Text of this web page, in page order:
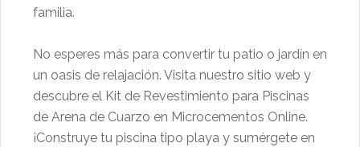
familia.
No esperes más para convertir tu patio o jardín en
un oasis de relajación. Visita nuestro sitio web y
descubre el Kit de Revestimiento para Piscinas
de Arena de Cuarzo en Microcementos Online.
¡Construye tu piscina tipo playa y sumérgete en